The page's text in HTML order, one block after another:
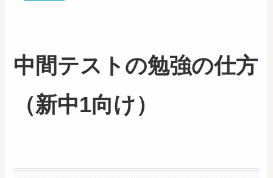
中間テストの勉強の仕方
（新中1向け）